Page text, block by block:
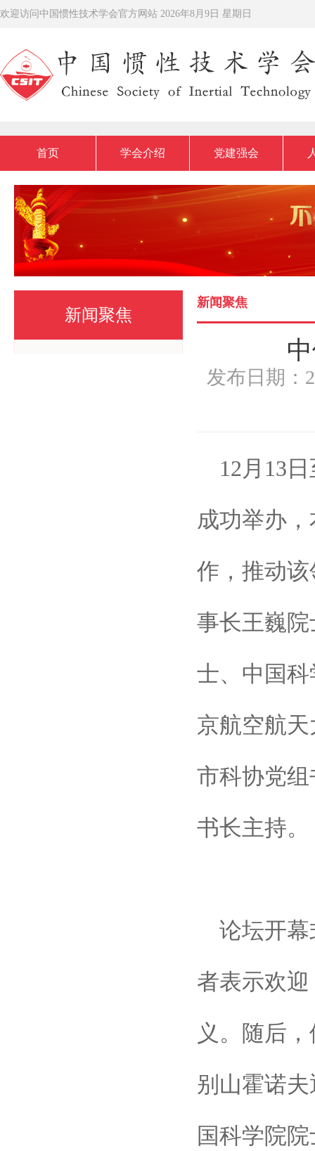
欢迎访问中国惯性技术学会官方网站 2026年8月9日 星期日
首页 学会介绍 党建强会
新闻聚焦
新闻聚焦
发布日期
12月13
成功举办
作，推动
事长王巍
士、中国科
京航空航
市科协党
书长主持。
论坛开
者表示欢
义。随后
别山霍诺
国科学院